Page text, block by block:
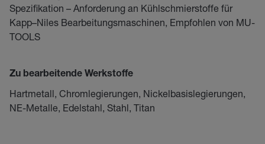
Spezifikation – Anforderung an Kühlschmierstoffe für
Kapp–Niles Bearbeitungsmaschinen, Empfohlen von MU-
TOOLS
Zu bearbeitende Werkstoffe
Hartmetall, Chromlegierungen, Nickelbasislegierungen,
NE-Metalle, Edelstahl, Stahl, Titan